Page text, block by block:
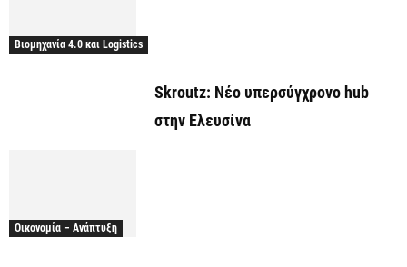
Βιομηχανία 4.0 και Logistics
Skroutz: Νέο υπερσύγχρονο hub
στην Ελευσίνα
Οικονομία – Ανάπτυξη